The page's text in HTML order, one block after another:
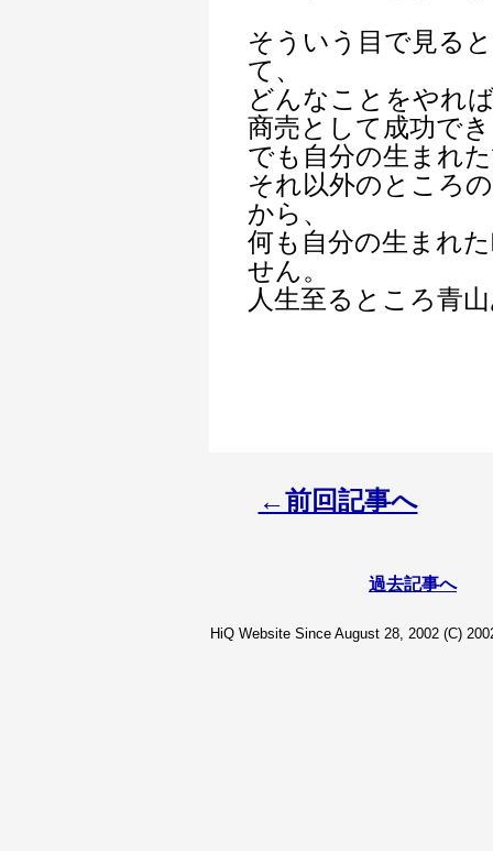
そういう目で見る
て、
どんなことをやれ
商売として成功で
でも自分の生まれ
それ以外のところ
から、
何も自分の生まれ
せん。
人生至るところ青
←前回記事へ
過去記事へ
HiQ Website Since August 28, 2002 (C)